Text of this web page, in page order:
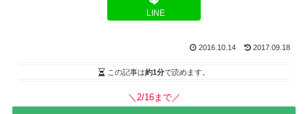
LINE
2016.10.14 2017.09.18
この記事は約1分で読めます。
＼2/16まで／